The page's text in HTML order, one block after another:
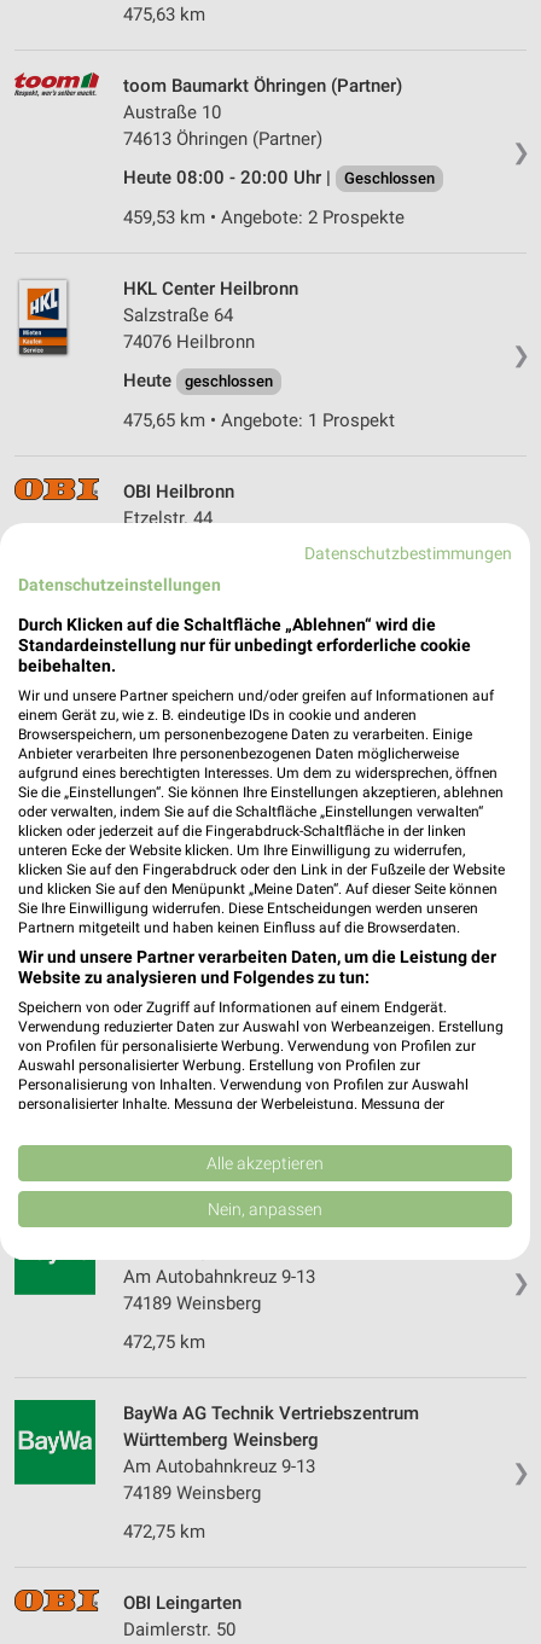
475,63 km
❯
toom Baumarkt Öhringen (Partner)
Austraße 10
74613 Öhringen (Partner)
Heute 08:00 - 20:00 Uhr |
Geschlossen
459,53 km • Angebote: 2 Prospekte
❯
HKL Center Heilbronn
Salzstraße 64
74076 Heilbronn
Heute
geschlossen
475,65 km • Angebote: 1 Prospekt
OBI Heilbronn
Etzelstr. 44
Heute 08:00 - 20:00 Uhr |
475,98 km • Angebote: 1 Prospekt
BayWa AG Technik Servicezentrum Heilbronn
Gottlieb-Daimler-Str. 59-61
74076 Heilbronn
476,08 km
BayWa AG Agrar Lager Heilbronn
Gottlieb-Daimler-Str. 25-27
74076 Heilbronn
476,09 km
OBI Öhringen Oehringen
Steinsfeldle 13
74613 Oehringen
Heute 08:00 - 20:00 Uhr | Geschlossen
460,74 km • Angebote: 1 Prospekt
❯
BayWa AG Verwaltung Finance Services
Am Autobahnkreuz 9-13
74189 Weinsberg
472,75 km
❯
BayWa AG Technik Vertriebszentrum
Württemberg Weinsberg
Am Autobahnkreuz 9-13
74189 Weinsberg
472,75 km
OBI Leingarten
Daimlerstr. 50
Datenschutzbestimmungen
Datenschutzeinstellungen
Durch Klicken auf die Schaltfläche „Ablehnen“ wird die
Standardeinstellung nur für unbedingt erforderliche cookie
beibehalten.
Wir und unsere Partner speichern und/oder greifen auf Informationen auf
einem Gerät zu, wie z. B. eindeutige IDs in cookie und anderen
Browserspeichern, um personenbezogene Daten zu verarbeiten. Einige
Anbieter verarbeiten Ihre personenbezogenen Daten möglicherweise
aufgrund eines berechtigten Interesses. Um dem zu widersprechen, öffnen
Sie die „Einstellungen“. Sie können Ihre Einstellungen akzeptieren, ablehnen
oder verwalten, indem Sie auf die Schaltfläche „Einstellungen verwalten“
klicken oder jederzeit auf die Fingerabdruck-Schaltfläche in der linken
unteren Ecke der Website klicken. Um Ihre Einwilligung zu widerrufen,
klicken Sie auf den Fingerabdruck oder den Link in der Fußzeile der Website
und klicken Sie auf den Menüpunkt „Meine Daten“. Auf dieser Seite können
Sie Ihre Einwilligung widerrufen. Diese Entscheidungen werden unseren
Partnern mitgeteilt und haben keinen Einfluss auf die Browserdaten.
Wir und unsere Partner verarbeiten Daten, um die Leistung der
Website zu analysieren und Folgendes zu tun:
Speichern von oder Zugriff auf Informationen auf einem Endgerät.
Verwendung reduzierter Daten zur Auswahl von Werbeanzeigen. Erstellung
von Profilen für personalisierte Werbung. Verwendung von Profilen zur
Auswahl personalisierter Werbung. Erstellung von Profilen zur
Personalisierung von Inhalten. Verwendung von Profilen zur Auswahl
personalisierter Inhalte. Messung der Werbeleistung. Messung der
Kombinationen von Daten aus verschiedenen Quellen. Entwicklung und
Verbesserung der Angebote. Verwendung reduzierter Daten zur Auswahl
von Inhalten.
Daten können außerhalb der Europäischen Union weitergegeben und in die
Website/App.
Partnerliste anzeigen (1 IAB-Anbieter)
auf einem Endgerät
Verwendung reduzierter Daten zur Auswahl von
Werbeanzeigen
Erstellung von Profilen für personalisierte
Verwendung von Profilen zur Auswahl
personalisierter Werbung
Alle akzeptieren
Nein, anpassen